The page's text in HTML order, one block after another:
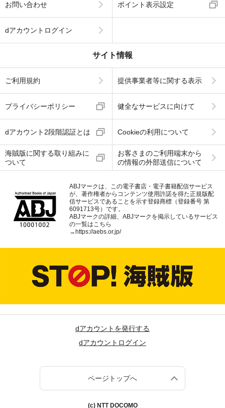
お問い合わせ ポイント表示設定
dアカウントログイン
サイト情報
ご利用規約 提供事業者等に関する表示
プライバシーポリシー 健全なサービスに向けて
dアカウント2段階認証とは Cookieの利用について
海賊版に関する取り組みに
ついて
お客さまのご利用端末から
の情報の外部送信について
ABJマークは、この電子書店・電子書籍配信サービス
が、著作権者からコンテンツ使用許諾を得た正規版配
信サービスであることを示す登録商標（登録番号 第
6091713号）です。
ABJマークの詳細、ABJマークを掲示しているサービス
の一覧はこちら
→ https://aebs.or.jp/
dアカウントを発行する
dアカウントログイン
ページトップへ
(c) NTT DOCOMO